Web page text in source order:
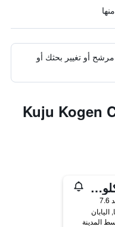
أو تغيير بحثك أو
ريسونات كلوب كوجو